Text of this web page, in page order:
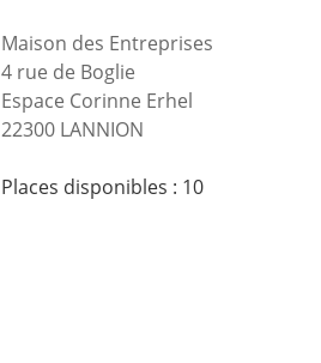
Maison des Entreprises
4 rue de Boglie
Espace Corinne Erhel
22300 LANNION
Places disponibles : 10